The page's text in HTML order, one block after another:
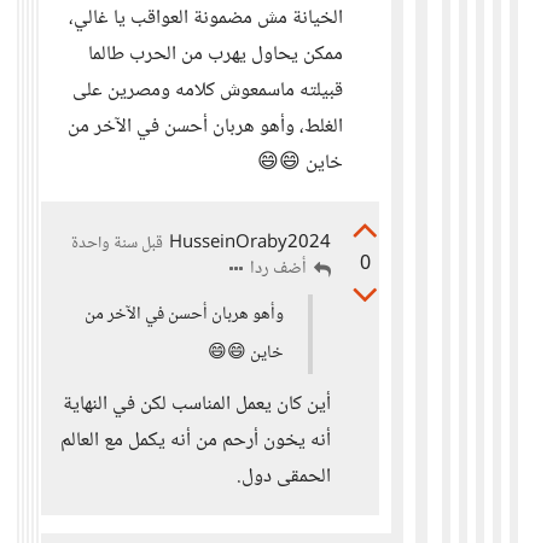
الخيانة مش مضمونة العواقب يا غالي،
ممكن يحاول يهرب من الحرب طالما
قبيلته ماسمعوش كلامه ومصرين على
الغلط، وأهو هربان أحسن في الآخر من
خاين 😄😄
0
HusseinOraby2024 قبل سنة واحدة
أضف ردا
وأهو هربان أحسن في الآخر من
خاين 😄😄
أين كان يعمل المناسب لكن في النهاية
أنه يخون أرحم من أنه يكمل مع العالم
الحمقى دول.